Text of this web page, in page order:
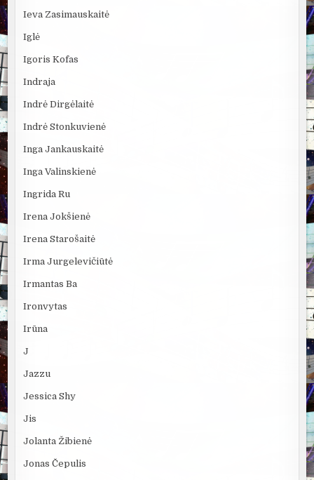
Ieva Zasimauskaitė
Iglė
Igoris Kofas
Indraja
Indrė Dirgėlaitė
Indrė Stonkuvienė
Inga Jankauskaitė
Inga Valinskienė
Ingrida Ru
Irena Jokšienė
Irena Starošaitė
Irma Jurgelevičiūtė
Irmantas Ba
Ironvytas
Irūna
J
Jazzu
Jessica Shy
Jis
Jolanta Žibienė
Jonas Čepulis